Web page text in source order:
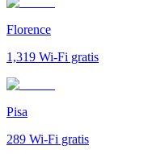
Florence
1,319 Wi-Fi gratis
Pisa
289 Wi-Fi gratis